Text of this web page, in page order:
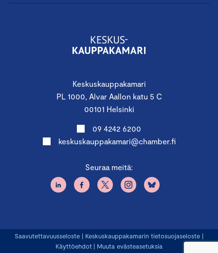
Keskuskauppakamari
PL 1000, Alvar Aallon katu 5 C
00101 Helsinki
09 4242 6200
keskuskauppakamari@chamber.fi
Seuraa meitä:
Saavutettavuusseloste | Keskuskauppakamarin tietosuojaseloste |
Käyttöehdot | Muuta evästeasetuksia